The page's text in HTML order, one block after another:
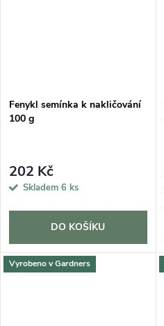
Fenykl semínka k nakličování
100 g
202 Kč
Skladem 6 ks
DO KOŠÍKU
Vyrobeno v Gardners